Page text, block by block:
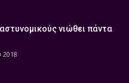
νιώθει πάντα